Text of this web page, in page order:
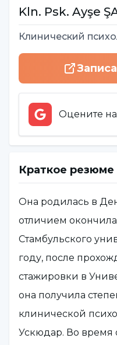
Kln. Psk. Ayşe
Клинический
Оцените
Краткое резюме
Она родилась в
отличием
Стамбульского
году, после
стажировки в
она получила
клинической
Ускюдар. Во время